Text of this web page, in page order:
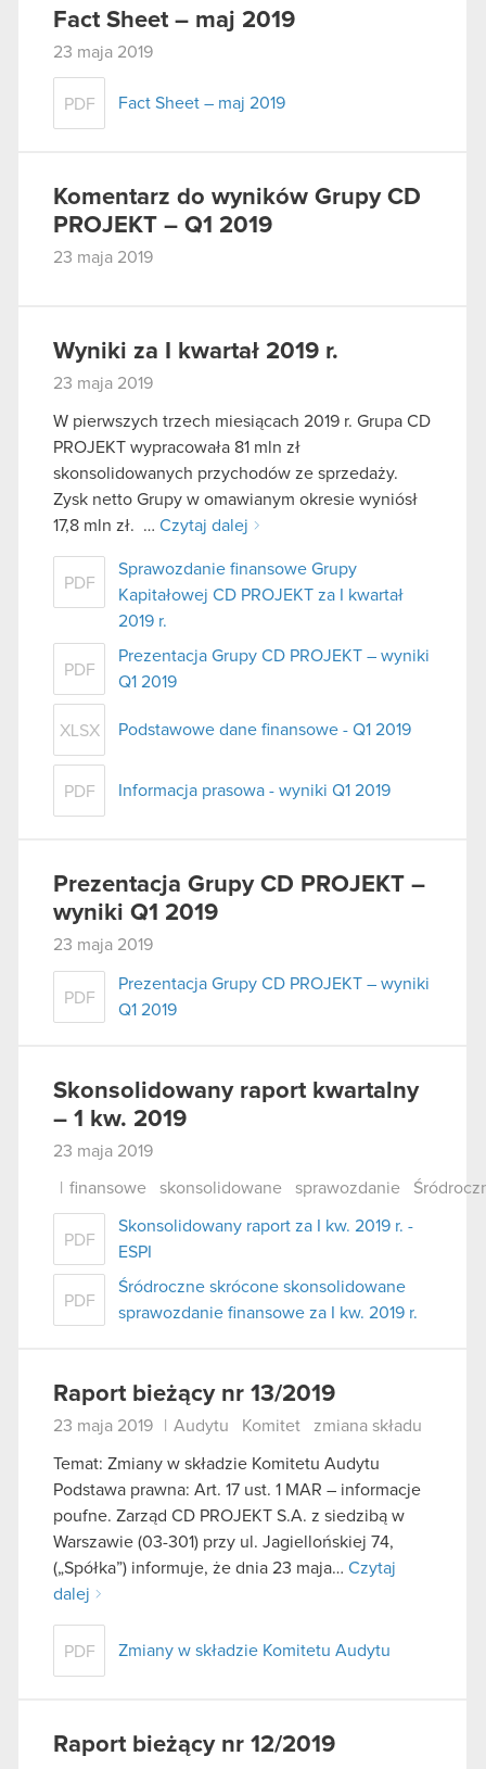
Fact Sheet – maj 2019
23 maja 2019
PDF Fact Sheet – maj 2019
Komentarz do wyników Grupy CD
PROJEKT – Q1 2019
23 maja 2019
Wyniki za I kwartał 2019 r.
23 maja 2019
W pierwszych trzech miesiącach 2019 r. Grupa CD
PROJEKT wypracowała 81 mln zł
skonsolidowanych przychodów ze sprzedaży.
Zysk netto Grupy w omawianym okresie wyniósł
17,8 mln zł. … Czytaj dalej
PDF
Sprawozdanie finansowe Grupy
Kapitałowej CD PROJEKT za I kwartał
2019 r.
PDF
Prezentacja Grupy CD PROJEKT – wyniki
Q1 2019
XLSX Podstawowe dane finansowe - Q1 2019
PDF Informacja prasowa - wyniki Q1 2019
Prezentacja Grupy CD PROJEKT –
wyniki Q1 2019
23 maja 2019
PDF
Prezentacja Grupy CD PROJEKT – wyniki
Q1 2019
Skonsolidowany raport kwartalny
– 1 kw. 2019
23 maja 2019
finansowe skonsolidowane sprawozdanie
PDF
Skonsolidowany raport za I kw. 2019 r. -
ESPI
PDF
Śródroczne skrócone skonsolidowane
sprawozdanie finansowe za I kw. 2019 r.
Raport bieżący nr 13/2019
23 maja 2019 Audytu Komitet zmiana składu
Temat: Zmiany w składzie Komitetu Audytu
Podstawa prawna: Art. 17 ust. 1 MAR – informacje
poufne. Zarząd CD PROJEKT S.A. z siedzibą w
Warszawie (03-301) przy ul. Jagiellońskiej 74,
(„Spółka”) informuje, że dnia 23 maja… Czytaj
dalej
PDF Zmiany w składzie Komitetu Audytu
Raport bieżący nr 12/2019